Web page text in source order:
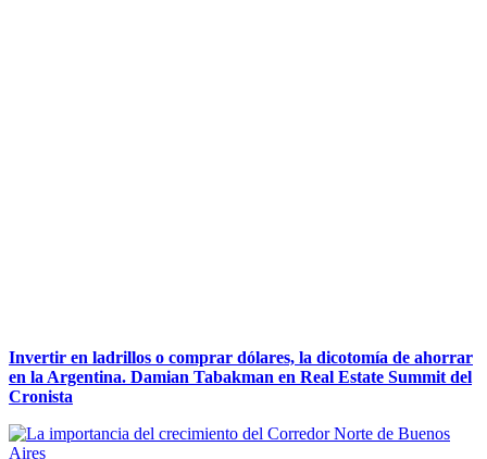
Invertir en ladrillos o comprar dólares, la dicotomía de ahorrar
en la Argentina. Damian Tabakman en Real Estate Summit del
Cronista